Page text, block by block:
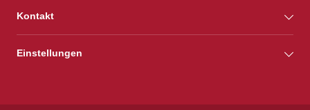
Kontakt
Einstellungen